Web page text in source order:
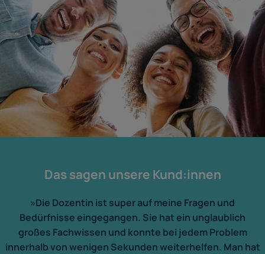
Das sagen unsere Kund:innen
»Die Dozentin ist super auf meine Fragen und
Bedürfnisse eingegangen. Sie hat ein unglaublich
großes Fachwissen und konnte bei jedem Problem
innerhalb von wenigen Sekunden weiterhelfen. Man hat